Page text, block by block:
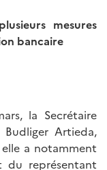
mesures
bancaire
la Secrétaire
Budliger Artieda,
a notamment
du représentant